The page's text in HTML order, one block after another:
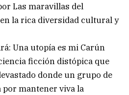
Las maravillas del
la rica diversidad cultural y
Una utopía es mi Carún
ficción distópica que
donde un grupo de
mantener viva la